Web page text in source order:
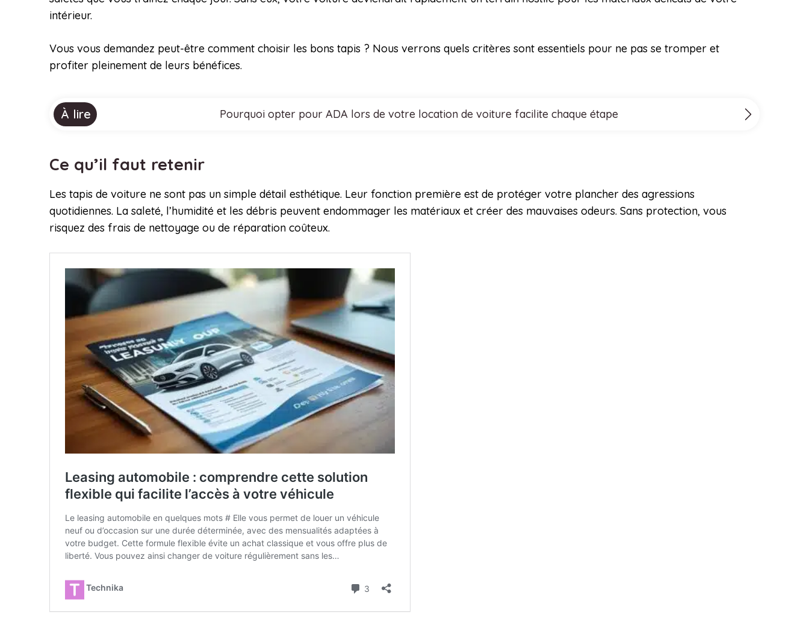
intérieur.
Vous vous demandez peut-être comment choisir les bons tapis ? Nous verrons quels critères sont essentiels pour ne pas se tromper et
profiter pleinement de leurs bénéfices.
À lire Pourquoi opter pour ADA lors de votre location de voiture facilite chaque étape
Ce qu’il faut retenir
Les tapis de voiture ne sont pas un simple détail esthétique. Leur fonction première est de protéger votre plancher des agressions
quotidiennes. La saleté, l’humidité et les débris peuvent endommager les matériaux et créer des mauvaises odeurs. Sans protection, vous
risquez des frais de nettoyage ou de réparation coûteux.